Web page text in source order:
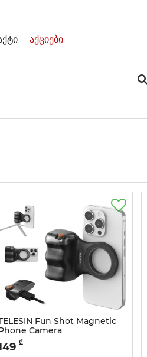
აქციები
Fun Shot Magnetic
Camera
კოდი:
₾